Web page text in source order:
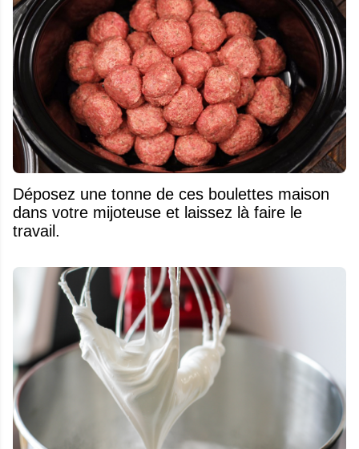
Déposez une tonne de ces boulettes maison
dans votre mijoteuse et laissez là faire le
travail.